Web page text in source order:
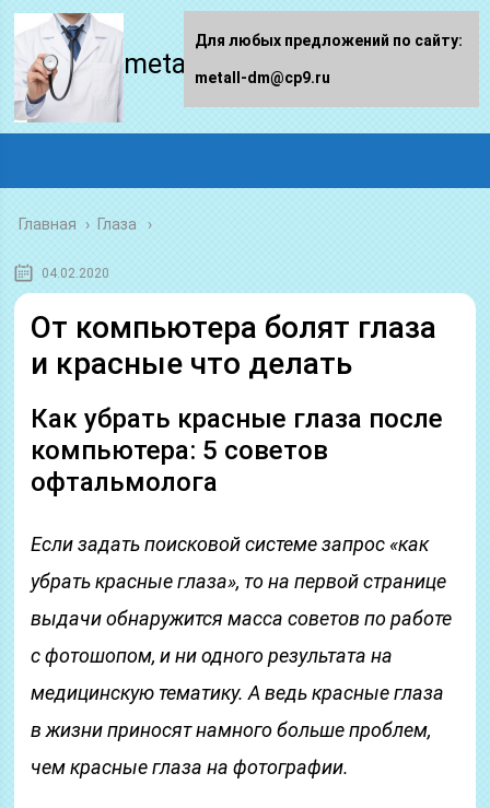
metall-dm.ru
Главная › Глаза
04.02.2020
От компьютера болят глаза
и красные что делать
Как убрать красные глаза после
компьютера: 5 советов
офтальмолога
Если задать поисковой системе запрос «как
убрать красные глаза», то на первой странице
выдачи обнаружится масса советов по работе
с фотошопом, и ни одного результата на
медицинскую тематику. А ведь красные глаза
в жизни приносят намного больше проблем,
чем красные глаза на фотографии.
Для любых предложений по сайту:
metall-dm@cp9.ru